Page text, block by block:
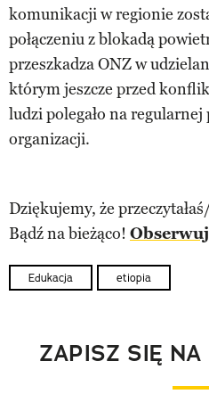
komunikacji w regionie
połączeniu z blokadą
przeszkadza ONZ w
którym jeszcze przed
ludzi polegało na
organizacji.
Dziękujemy, że
Bądź na bieżąco!
Edukacja etiopia
ZAPISZ SIĘ NA